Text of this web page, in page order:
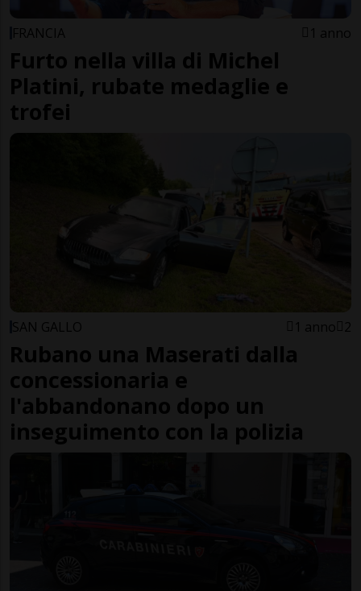
FRANCIA 1 anno
Furto nella villa di Michel
Platini, rubate medaglie e
trofei
SAN GALLO 1 anno 2
Rubano una Maserati dalla
concessionaria e
l'abbandonano dopo un
inseguimento con la polizia